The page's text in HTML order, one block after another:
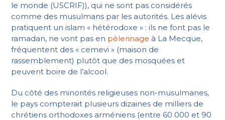
le monde (USCRIF)), qui ne sont pas considérés
comme des musulmans par les autorités. Les alévis
pratiquent un islam « hétérodoxe » : ils ne font pas le
ramadan, ne vont pas en pèlerinage à La Mecque,
fréquentent des « cemevi » (maison de
rassemblement) plutôt que des mosquées et
peuvent boire de l’alcool.
Du côté des minorités religieuses non-musulmanes,
le pays compterait plusieurs dizaines de milliers de
chrétiens orthodoxes arméniens (entre 60 000 et 90